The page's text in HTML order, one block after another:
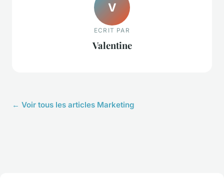
V
ECRIT PAR
Valentine
← Voir tous les articles Marketing